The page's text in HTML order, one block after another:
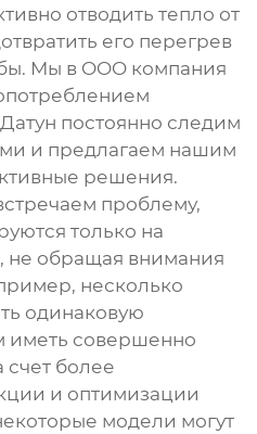
отводить тепло от
его перегрев
Мы в OOO компания
постоянно следим
и предлагаем нашим
решения.
проблему,
только на
не обращая внимания
несколько
одинаковую
иметь совершенно
счет более
и оптимизации
модели могут